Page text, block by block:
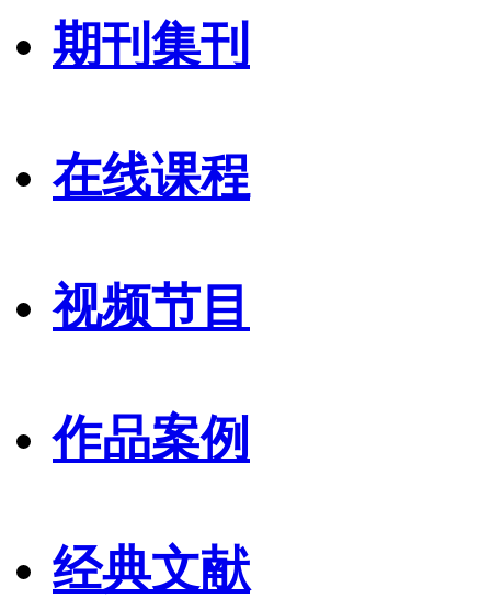
期刊集刊
在线课程
视频节目
作品案例
经典文献